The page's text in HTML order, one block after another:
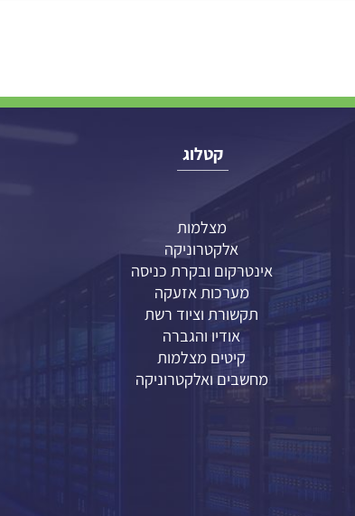
קטלוג
מצלמות
אלקטרוניקה
אינטרקום ובקרת כניסה
מערכות אזעקה
תקשורת וציוד רשת
אודיו והגברה
מחשבים ואלקטרוניקה